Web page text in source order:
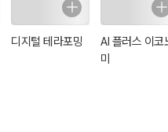
디지털 테라포밍
AI 플러스 이코
미